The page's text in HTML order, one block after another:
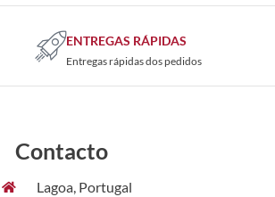
ENTREGAS RÁPIDAS
Entregas rápidas dos pedidos
Contacto
Lagoa, Portugal